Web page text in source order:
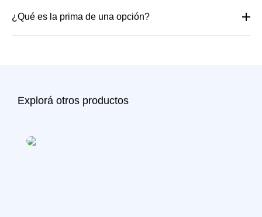
¿Qué es la prima de una opción?
Explorá otros productos